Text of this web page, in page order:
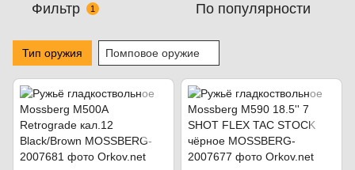
Фильтр 1 По популярности
Тип оружия Помповое оружие